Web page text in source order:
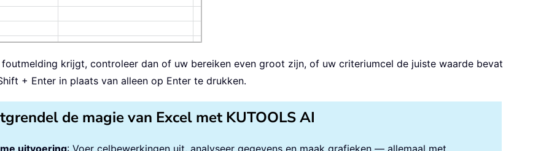
krijgt, controleer dan of uw bereiken even groot zijn, of uw criteriumcel de juiste waarde bevat
+ Enter in plaats van alleen op Enter te drukken.
de magie van Excel met KUTOOLS AI